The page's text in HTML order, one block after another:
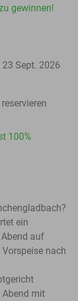
gewinnen!
Sept. 2026
100%
ein
auf
nach
Abend mit